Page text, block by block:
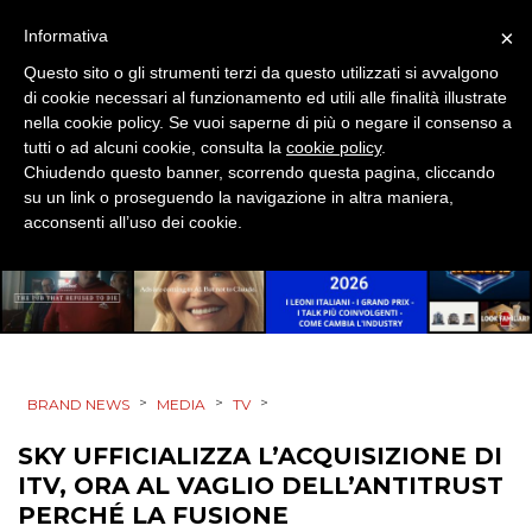
STRATEGIE
CINEMA
DIGITALE
EDITORIA
RADIO / AUDIO
TV
BRAND NEWS > MEDIA > TV >
SKY UFFICIALIZZA L’ACQUISIZIONE DI
ITV, ORA AL VAGLIO DELL’ANTITRUST
PERCHÉ LA FUSIONE
×
Informativa
Questo sito o gli strumenti terzi da questo utilizzati si avvalgono
di cookie necessari al funzionamento ed utili alle finalità illustrate
nella cookie policy. Se vuoi saperne di più o negare il consenso a
tutti o ad alcuni cookie, consulta la cookie policy.
Chiudendo questo banner, scorrendo questa pagina, cliccando
su un link o proseguendo la navigazione in altra maniera,
acconsenti all’uso dei cookie.